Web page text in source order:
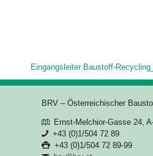
Eingangsleiter Baustoff-
BRV – Österreichischer
Ernst-Melchior-Gasse 24,
+43 (0)1/504 72 89
+43 (0)1/504 72 89-99